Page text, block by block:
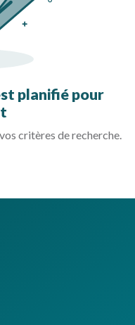
planifié pour
critères de recherche.